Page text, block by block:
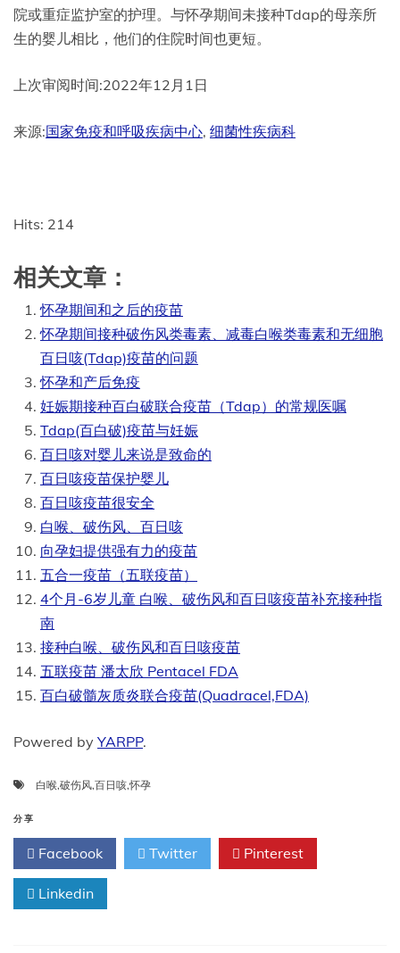
院或重症监护室的护理。与怀孕期间未接种Tdap的母亲所
生的婴儿相比，他们的住院时间也更短。
上次审阅时间:2022年12月1日
来源:国家免疫和呼吸疾病中心, 细菌性疾病科
Hits: 214
相关文章：
怀孕期间和之后的疫苗
怀孕期间接种破伤风类毒素、减毒白喉类毒素和无细胞
百日咳(Tdap)疫苗的问题
怀孕和产后免疫
妊娠期接种百白破联合疫苗（Tdap）的常规医嘱
Tdap(百白破)疫苗与妊娠
百日咳对婴儿来说是致命的
百日咳疫苗保护婴儿
百日咳疫苗很安全
白喉、破伤风、百日咳
向孕妇提供强有力的疫苗
五合一疫苗（五联疫苗）
4个月-6岁儿童 白喉、破伤风和百日咳疫苗补充接种指
南
接种白喉、破伤风和百日咳疫苗
五联疫苗 潘太欣 Pentacel FDA
百白破髓灰质炎联合疫苗(Quadracel,FDA)
Powered by YARPP.
白喉,破伤风,百日咳,怀孕
分享
Facebook Twitter Pinterest
Linkedin